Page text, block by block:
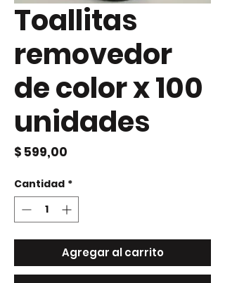
Toallitas
removedor
de color x 100
unidades
$ 599,00
Cantidad *
Agregar al carrito